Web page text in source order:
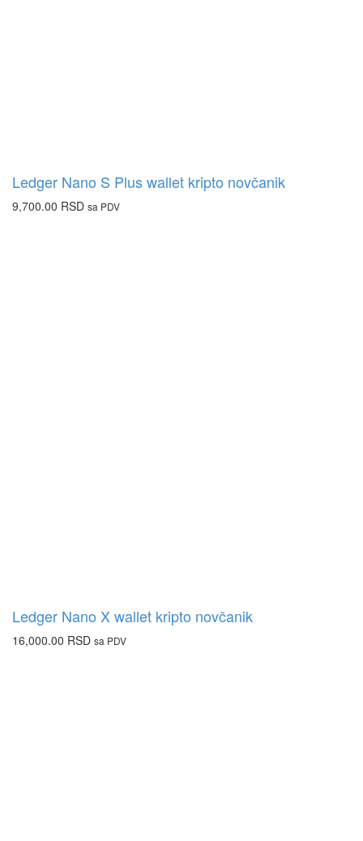
Ledger Nano S Plus wallet kripto novčanik
9,700.00 RSD sa PDV
Ledger Nano X wallet kripto novčanik
16,000.00 RSD sa PDV